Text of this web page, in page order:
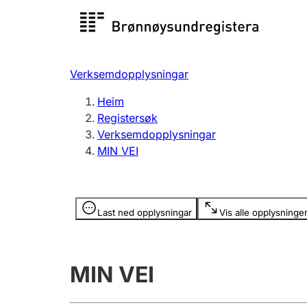
Registersøk
Registrere, endre, slette
Verksemdopplysningar
Heim
Registersøk
Verksemdopplysningar
MIN VEI
Last ned opplysningar Vis alle opplysninger
Opplysninger er skjult
MIN VEI